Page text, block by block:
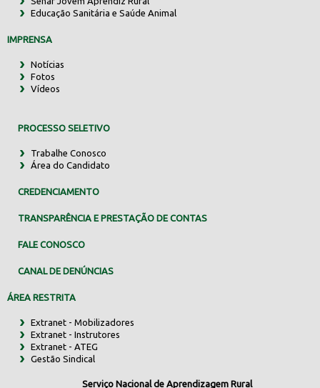
Educação Sanitária e Saúde Animal
IMPRENSA
Notícias
Fotos
Vídeos
PROCESSO SELETIVO
Trabalhe Conosco
Área do Candidato
CREDENCIAMENTO
TRANSPARÊNCIA E PRESTAÇÃO DE CONTAS
FALE CONOSCO
CANAL DE DENÚNCIAS
ÁREA RESTRITA
Extranet - Mobilizadores
Extranet - Instrutores
Extranet - ATEG
Gestão Sindical
Serviço Nacional de Aprendizagem Rural